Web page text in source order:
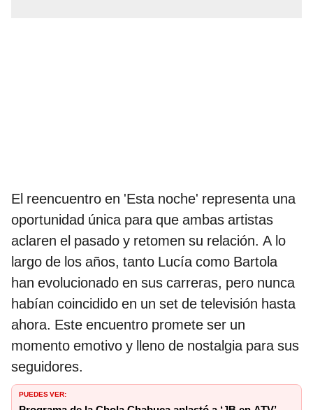
El reencuentro en 'Esta noche' representa una
oportunidad única para que ambas artistas
aclaren el pasado y retomen su relación. A lo
largo de los años, tanto Lucía como Bartola
han evolucionado en sus carreras, pero nunca
habían coincidido en un set de televisión hasta
ahora. Este encuentro promete ser un
momento emotivo y lleno de nostalgia para sus
seguidores.
PUEDES VER: